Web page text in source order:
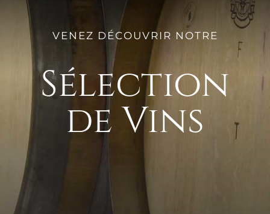
VENEZ DÉCOUVRIR NOTRE
Sélection
de Vins